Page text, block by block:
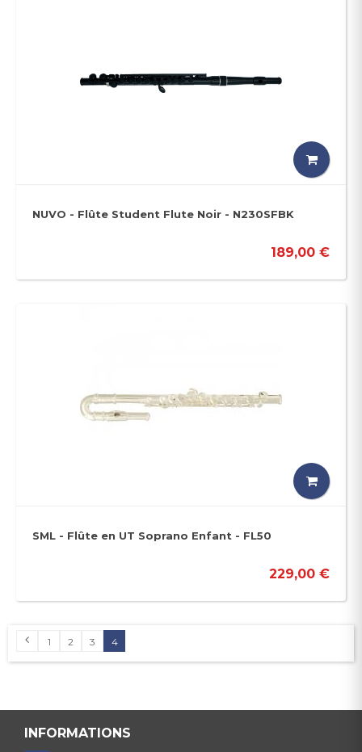
NUVO - Flûte Student Flute Noir - N230SFBK
189,00 €
SML - Flûte en UT Soprano Enfant - FL50
229,00 €
1 2 3 4
INFORMATIONS